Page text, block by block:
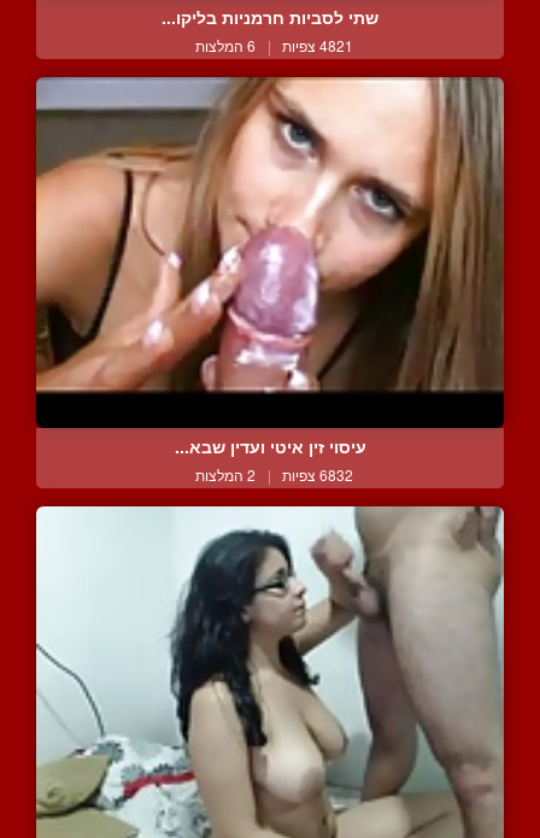
שתי לסביות חרמניות בליקו...
4821 צפיות | 6 המלצות
עיסוי זין איטי ועדין שבא...
6832 צפיות | 2 המלצות